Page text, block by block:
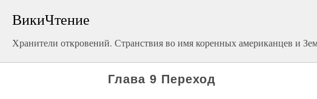
ВикиЧтение
Хранители откровений. Странствия во имя коренных американцев и
Глава 9 Переход